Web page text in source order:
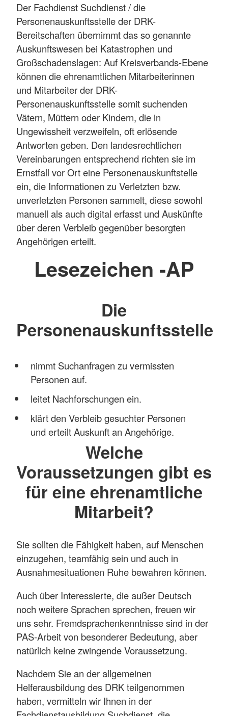
Der Fachdienst Suchdienst / die
Personenauskunftsstelle der DRK-
Bereitschaften übernimmt das so genannte
Auskunftswesen bei Katastrophen und
Großschadenslagen: Auf Kreisverbands-Ebene
können die ehrenamtlichen Mitarbeiterinnen
und Mitarbeiter der DRK-
Personenauskunftsstelle somit suchenden
Vätern, Müttern oder Kindern, die in
Ungewissheit verzweifeln, oft erlösende
Antworten geben. Den landesrechtlichen
Vereinbarungen entsprechend richten sie im
Ernstfall vor Ort eine Personenauskunftstelle
ein, die Informationen zu Verletzten bzw.
unverletzten Personen sammelt, diese sowohl
manuell als auch digital erfasst und Auskünfte
über deren Verbleib gegenüber besorgten
Angehörigen erteilt.
Lesezeichen -AP
Die
Personenauskunftsstelle
nimmt Suchanfragen zu vermissten
Personen auf.
leitet Nachforschungen ein.
klärt den Verbleib gesuchter Personen
und erteilt Auskunft an Angehörige.
Welche
Voraussetzungen gibt es
für eine ehrenamtliche
Mitarbeit?
Sie sollten die Fähigkeit haben, auf Menschen
einzugehen, teamfähig sein und auch in
Ausnahmesituationen Ruhe bewahren können.
Auch über Interessierte, die außer Deutsch
noch weitere Sprachen sprechen, freuen wir
uns sehr. Fremdsprachenkenntnisse sind in der
PAS-Arbeit von besonderer Bedeutung, aber
natürlich keine zwingende Voraussetzung.
Nachdem Sie an der allgemeinen
Helferausbildung des DRK teilgenommen
haben, vermitteln wir Ihnen in der